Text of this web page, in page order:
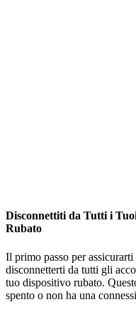
Disconnettiti da Tutti i
Rubato
Il primo passo per
disconnetterti da tutti gli
tuo dispositivo rubato.
spento o non ha una